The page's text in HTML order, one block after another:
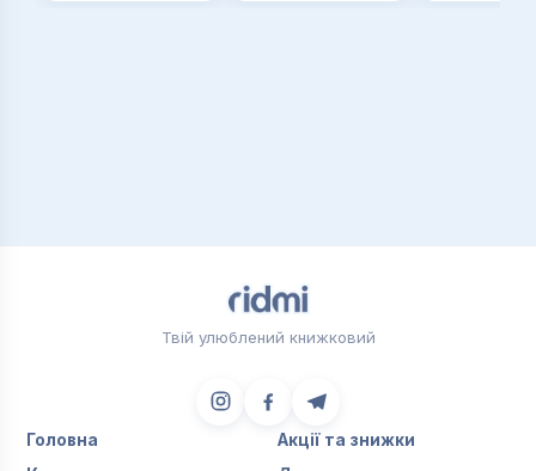
Твій улюблений книжковий
Головна
Акції та знижки